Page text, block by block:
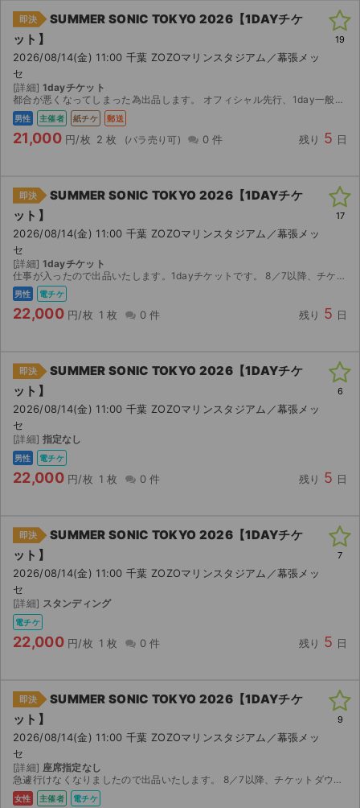
即決
SUMMER SONIC TOKYO 2026【1DAYチケ
ット】
2026/08/14(金) 11:00 千葉 ZOZOマリンスタジアム／幕張メッ
セ
[詳細] 1dayチケット
都合が悪くなってしまった為出品します。 オフィシャル先行、1day一般。支払い済です。 入金確認後、セブンイレブンでの発券番号をお伝えします。8/11発券開始後に郵送いたします。 予めご了...
男性 主催者 紙チケ 郵送
21,000 円/枚 2 枚 0 件 残り 5 日
19
即決
SUMMER SONIC TOKYO 2026【1DAYチケ
ット】
2026/08/14(金) 11:00 千葉 ZOZOマリンスタジアム／幕張メッ
セ
[詳細] 1dayチケット
仕事が入ったので出品いたします。1dayチケットです。 8／7以降、チケットダウンロードが可能になりますので、スマチケで分配いたします。
男性 電チケ
22,000 円/枚 1 枚 0 件 残り 5 日
17
即決
SUMMER SONIC TOKYO 2026【1DAYチケ
ット】
2026/08/14(金) 11:00 千葉 ZOZOマリンスタジアム／幕張メッ
セ
[詳細] 指定なし
男性 電チケ
22,000 円/枚 1 枚 0 件 残り 5 日
6
即決
SUMMER SONIC TOKYO 2026【1DAYチケ
ット】
2026/08/14(金) 11:00 千葉 ZOZOマリンスタジアム／幕張メッ
セ
[詳細] スタンディング
電チケ
22,000 円/枚 1 枚 0 件 残り 5 日
7
即決
SUMMER SONIC TOKYO 2026【1DAYチケ
ット】
2026/08/14(金) 11:00 千葉 ZOZOマリンスタジアム／幕張メッ
セ
[詳細] 座席指定なし
急遽行けなくなりましたので出品いたします。 8／7以降、チケットダウンロードが可能になりますので、e+にて分配いたします。 出品が初めてなので勝手がわかっておりませんが、なるべく早く対応いたしま...
女性 主催者 電チケ
9